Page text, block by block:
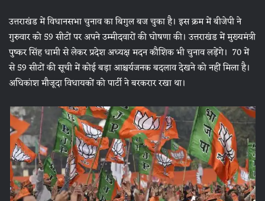
उत्तराखंड में विधानसभा चुनाव का बिगुल बज चुका है। इस क्रम में बीजेपी ने
गुरुवार को 59 सीटों पर अपने उम्मीदवारों की घोषणा की। उत्तराखंड में मुख्यमंत्री
पुष्कर सिंह धामी से लेकर प्रदेश अध्यक्ष मदन कौशिक भी चुनाव लड़ेंगे। 70 में
से 59 सीटों की सूची में कोई बड़ा आश्चर्यजनक बदलाव देखने को नहीं मिला है।
अधिकांश मौजूदा विधायकों को पार्टी ने बरकरार रखा था।